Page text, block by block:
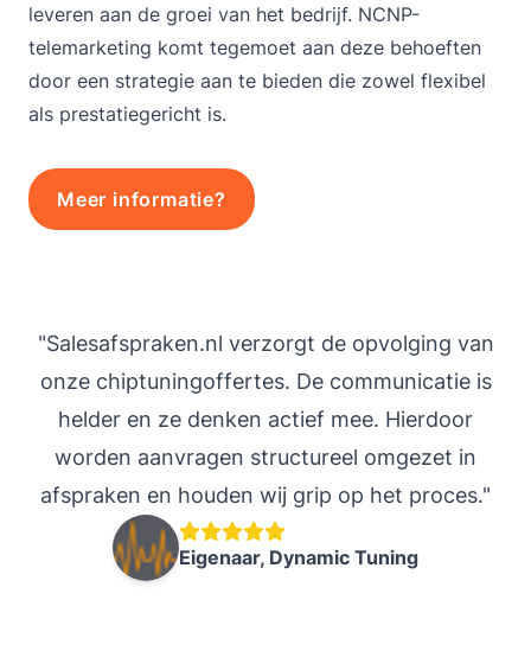
leveren aan de groei van het bedrijf. NCNP-
telemarketing komt tegemoet aan deze behoeften
door een strategie aan te bieden die zowel flexibel
als prestatiegericht is.
Meer informatie?
"Salesafspraken.nl verzorgt de opvolging van
onze chiptuningoffertes. De communicatie is
helder en ze denken actief mee. Hierdoor
worden aanvragen structureel omgezet in
afspraken en houden wij grip op het proces."
Eigenaar, Dynamic Tuning